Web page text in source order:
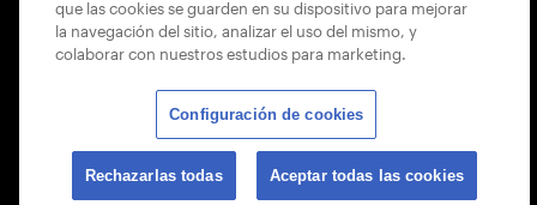
© 2026 USTA ALL RIGHTS RESERVED
que las cookies se guarden en su dispositivo para mejorar
la navegación del sitio, analizar el uso del mismo, y
colaborar con nuestros estudios para marketing.
Configuración de cookies
Rechazarlas todas Aceptar todas las cookies